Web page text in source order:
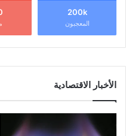
200k
المعجبون
الأخبار الاقتصادية